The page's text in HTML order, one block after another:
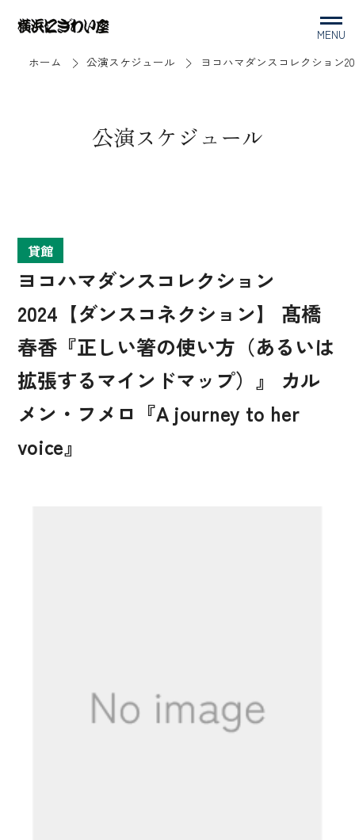
MENU
ホーム
公演スケジュール ヨコハマダンスコレクション
公演スケジュール
貸館
ヨコハマダンスコレクション
2024【ダンスコネクション】 髙橋
春香『正しい箸の使い方（あるいは
拡張するマインドマップ）』 カル
メン・フメロ『A journey to her
voice』